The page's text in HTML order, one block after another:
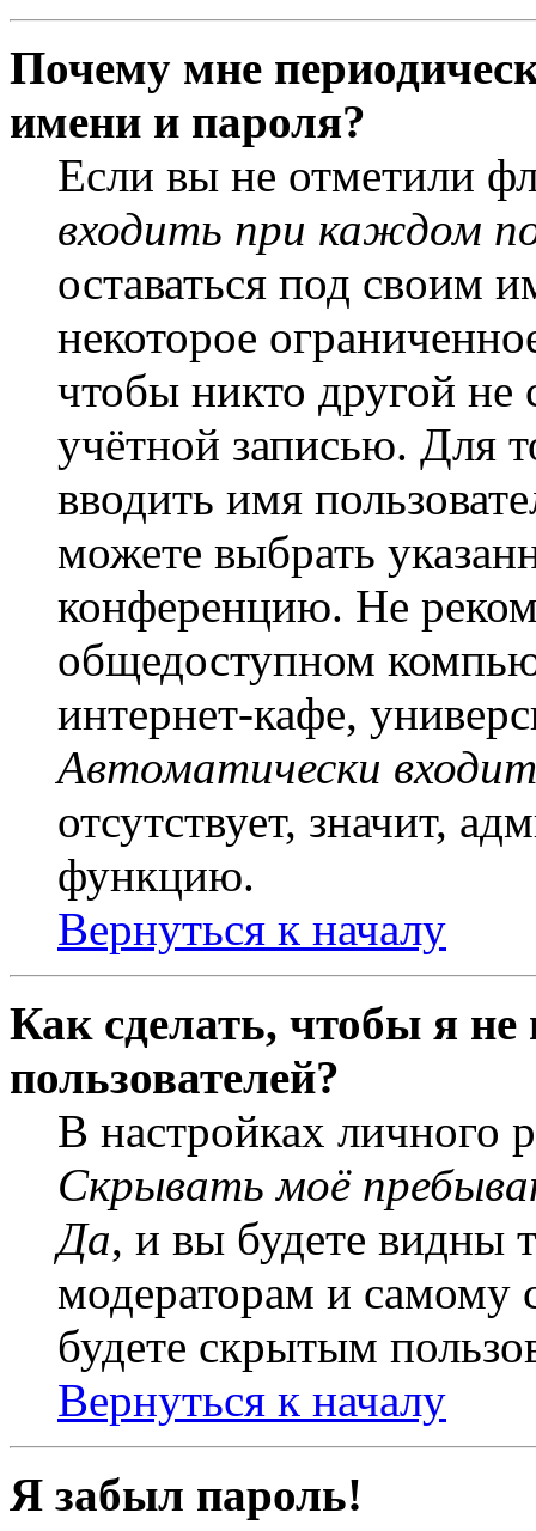
Почему мне
имени и пароля?
Если вы не отметили
входить при каждом
оставаться под своим
некоторое
чтобы никто другой не
учётной записью. Для
вводить имя
можете выбрать
конференцию. Не
общедоступном
интернет-кафе,
Автоматически
отсутствует, значит,
функцию.
Вернуться к началу
Как сделать, чтобы я
пользователей?
В настройках личного
Скрывать моё
Да, и вы будете видны
модераторам и самому
будете скрытым
Вернуться к началу
Я забыл пароль!